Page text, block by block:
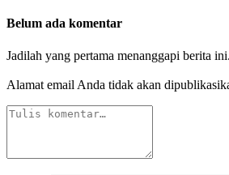
Belum ada komentar
Jadilah yang pertama menanggapi berita ini.
Alamat email Anda tidak akan